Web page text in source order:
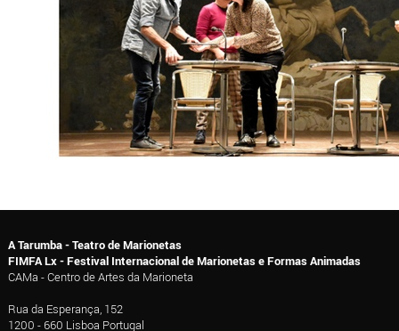
A Tarumba - Teatro de Marionetas
FIMFA Lx - Festival Internacional de Marionetas e Formas Animadas
CAMa - Centro de Artes da Marioneta
Rua da Esperança, 152
1200 - 660 Lisboa Portugal